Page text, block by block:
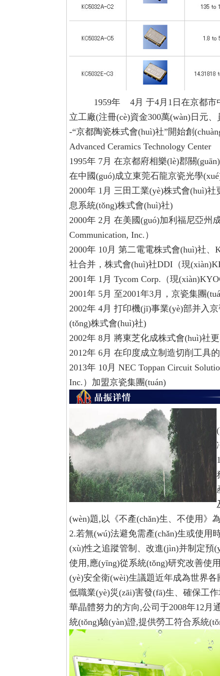
1959年 4月 于4月1日在京都市
立工廠(注冊(cè)資金300萬(wàn)日元、
-“京都陶瓷株式會(huì)社”開始創
Advanced Ceramics Technology Center
1995年 7月 在京都府相樂(lè)郡關
在中國(guó)成立東莞石龍京瓷光學
2000年 1月 三田工業(yè)株式會(huì)
息系統(tǒng)株式會(huì)社)
2000年 2月 在美國(guó)加利福尼亞州
Communication, Inc.）
2000年 10月 第二電電株式會(huì)社、
社合并，株式會(huì)社DDI（現
2001年 1月 Tycom Corp.（現
2001年 5月 至2001年3月，京瓷集團
2002年 4月 打印機(jī)事業(yè)部并入
(tǒng)株式會(huì)社)
2002年 8月 將東芝化成株式會(huì)社
2012年 6月 在印度成立制造切削工具
2013年 10月 NEC Toppan Circuit
Inc.）加盟京瓷集團(tuán)
(wèn)題,以《不產(chǎn)生、不使用》
2.若無(wú)法避免需產(chǎn)生或使用
(xù)性之追蹤管制、改進(jìn)并制定預
使用,應(yīng)從系統(tǒng)研究改善使
(yè)安全衛(wèi)生議題近年成為世界各
低職業(yè)災(zāi)害發(fā)生、確保工
華晶體努力的方向,公司于2008年12月
統(tǒng)驗(yàn)證,提供勞工符合系統